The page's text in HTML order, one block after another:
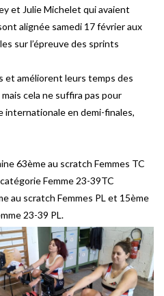
et Julie Michelet qui avaient
alignée samedi 17 février aux
sur l’épreuve des sprints
et améliorent leurs temps des
cela ne suffira pas pour
en demi-finales,
63ème au scratch Femmes TC
Femme 23-39TC
au scratch Femmes PL et 15ème
23-39 PL.